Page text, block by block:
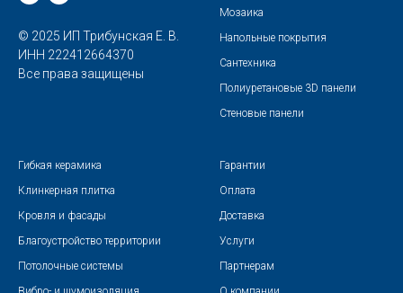
© 2025 ИП Трибунская Е. В.
ИНН 222412664370
Все права защищены
Мозаика
Напольные покрытия
Сантехника
Полиуретановые 3D панели
Стеновые панели
Гибкая керамика
Клинкерная плитка
Кровля и фасады
Благоустройство территории
Потолочные системы
Гарантии
Оплата
Доставка
Услуги
Партнерам